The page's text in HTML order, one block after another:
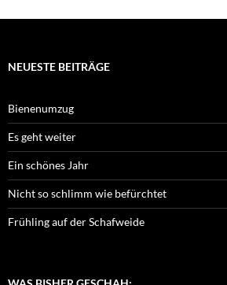
NEUESTE BEITRÄGE
Bienenumzug
Es geht weiter
Ein schönes Jahr
Nicht so schlimm wie befürchtet
Frühling auf der Schafweide